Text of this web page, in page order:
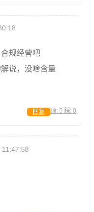
规经营吧
说，没啥含量
顶: 5 踩: 0
回复